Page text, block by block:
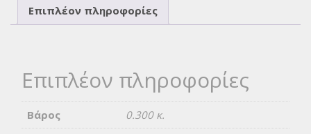
Επιπλέον πληροφορίες
Επιπλέον πληροφορίες
Βάρος 0.300 κ.